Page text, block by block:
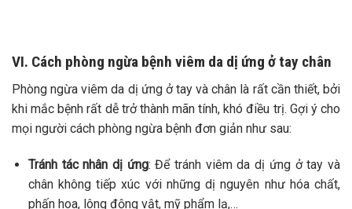
VI. Cách phòng ngừa bệnh viêm da dị ứng ở tay chân
Phòng ngừa viêm da dị ứng ở tay và chân là rất cần thiết, bởi
khi mắc bệnh rất dễ trở thành mãn tính, khó điều trị. Gợi ý cho
mọi người cách phòng ngừa bệnh đơn giản như sau:
Tránh tác nhân dị ứng: Để tránh viêm da dị ứng ở tay và
chân không tiếp xúc với những dị nguyên như hóa chất,
phấn hoa, lông động vật, mỹ phẩm lạ,…